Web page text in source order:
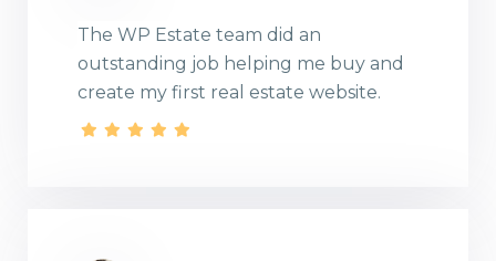
The WP Estate team did an
outstanding job helping me buy and
create my first real estate website.